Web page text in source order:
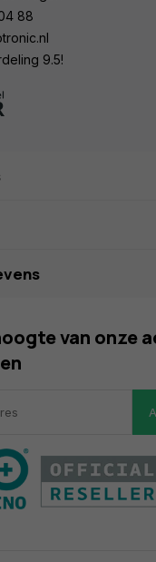
88
9.5!
van onze